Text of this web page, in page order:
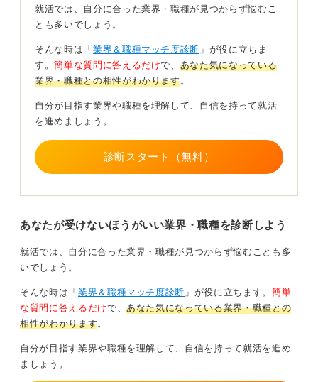
う意味での「やばい」が就活生の間で飛び交っている側
面があります。
古河電工は現在進行形で事業転換の真っただ中であ
る
一方で、「業績や将来性」を懸念する声があるのも事実
です。確かに、近年の構造改革で痛みを伴う決算もあり
今後爆発的な需要が見込める「生成AI向けのデータセン
を集中させている変革期だとも言えます。
して強力で、社会インフラとしての基盤は揺るぎませ
ん。
向いている人可能性もある！ 非常に魅力的な安定×
社会貢献企業
就活では、自分に合った業界・職種が見つからず悩むこ
とも多いでしょう。
そんな時は「 業界＆職種マッチ度診断 」が役に立ちま
す。簡単な質問に答えるだけで、 あなた気になっている
業界・職種との相性がわかります。
自分が目指す業界や職種を理解して、自信を持って就活
を進めましょう。
診断スタート（無料）
あなたが受けないほうがいい業界・職種を診断しよう
就活では、自分に合った業界・職種が見つからず悩むことも多
いでしょう。
そんな時は「業界＆職種マッチ度診断 」が役に立ちます。 簡単
な質問に答えるだけで、あなた気になっている業界・職種との
相性がわかります。
自分が目指す業界や職種を理解して、自信を持って就活を進め
ましょう。